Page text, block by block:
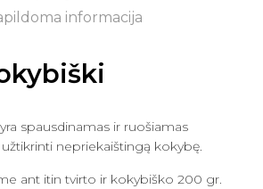
informacija
spausdinamas ir ruošiamas
užtikrinti nepriekaištingą kokybę.
ant itin tvirto ir kokybiško 200 gr.